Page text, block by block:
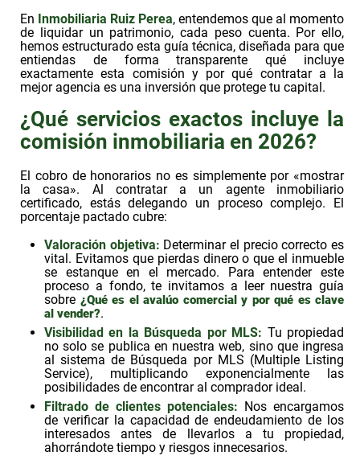
En Inmobiliaria Ruiz Perea, entendemos que al momento
de liquidar un patrimonio, cada peso cuenta. Por ello,
hemos estructurado esta guía técnica, diseñada para que
entiendas de forma transparente qué incluye
exactamente esta comisión y por qué contratar a la
mejor agencia es una inversión que protege tu capital.
¿Qué servicios exactos incluye la
comisión inmobiliaria en 2026?
El cobro de honorarios no es simplemente por «mostrar
la casa». Al contratar a un agente inmobiliario
certificado, estás delegando un proceso complejo. El
porcentaje pactado cubre:
Valoración objetiva: Determinar el precio correcto es
vital. Evitamos que pierdas dinero o que el inmueble
se estanque en el mercado. Para entender este
proceso a fondo, te invitamos a leer nuestra guía
sobre ¿Qué es el avalúo comercial y por qué es clave
al vender?.
Visibilidad en la Búsqueda por MLS: Tu propiedad
no solo se publica en nuestra web, sino que ingresa
al sistema de Búsqueda por MLS (Multiple Listing
Service), multiplicando exponencialmente las
posibilidades de encontrar al comprador ideal.
Filtrado de clientes potenciales: Nos encargamos
de verificar la capacidad de endeudamiento de los
interesados antes de llevarlos a tu propiedad,
ahorrándote tiempo y riesgos innecesarios.